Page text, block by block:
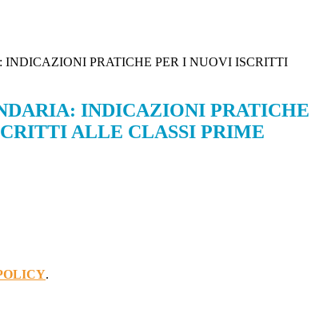
INDICAZIONI PRATICHE PER I NUOVI ISCRITTI
INDICAZIONI PRATICHE
ALLE CLASSI PRIME
.